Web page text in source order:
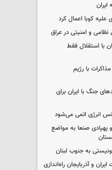
علیه کوبا اعمال کرد
و امنیتی در عراق
با استقلال فقط
با رژیم
جنگ با ایران برای
انرژی اتمی می‌شود
صنعا به مواضع
به جنوب لبنان
و آذربایجان راه‌اندازی